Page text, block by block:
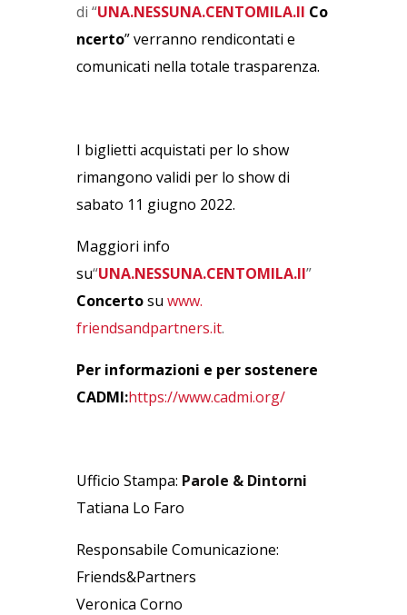
di “UNA.NESSUNA.CENTOMILA.Il Co
ncerto”verranno rendicontati e
comunicati nella totale trasparenza.
I biglietti acquistati per lo show
rimangono validi per lo show di
sabato 11 giugno 2022.
Maggiori info
su“UNA.NESSUNA.CENTOMILA.Il”
Concertosu www.
friendsandpartners.it.
Per informazioni e per sostenere
CADMI:https://www.cadmi.org/
Ufficio Stampa: Parole & Dintorni
Tatiana Lo Faro
Responsabile Comunicazione:
Friends&Partners
Veronica Corno